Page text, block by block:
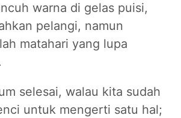
warna di gelas puisi,
pelangi, namun
matahari yang lupa
selesai, walau kita sudah
untuk mengerti satu hal;